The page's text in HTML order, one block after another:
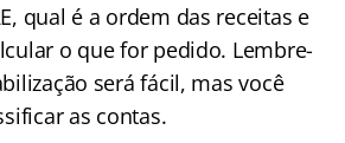
qual é a ordem das receitas e
o que for pedido. Lembre-
será fácil, mas você
as contas.